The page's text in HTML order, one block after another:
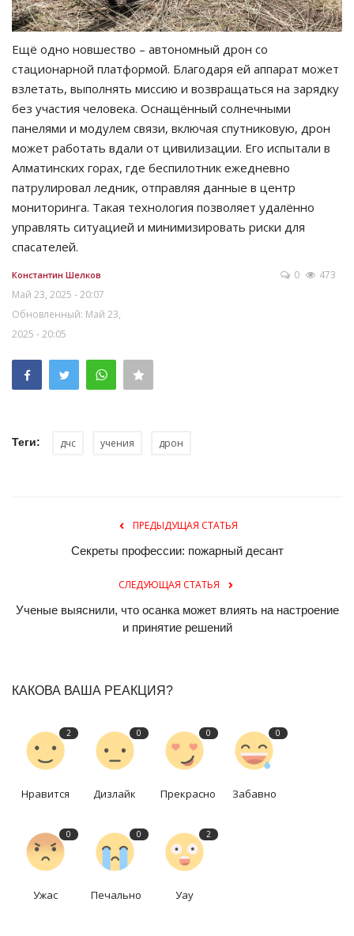
Ещё одно новшество – автономный дрон со
стационарной платформой. Благодаря ей аппарат может
взлетать, выполнять миссию и возвращаться на зарядку
без участия человека. Оснащённый солнечными
панелями и модулем связи, включая спутниковую, дрон
может работать вдали от цивилизации. Его испытали в
Алматинских горах, где беспилотник ежедневно
патрулировал ледник, отправляя данные в центр
мониторинга. Такая технология позволяет удалённо
управлять ситуацией и минимизировать риски для
спасателей.
Константин Шелков
Май 23, 2025 - 20:07
Обновленный: Май 23,
2025 - 20:05
0 473
Теги: дчс учения дрон
ПРЕДЫДУЩАЯ СТАТЬЯ
Секреты профессии: пожарный десант
СЛЕДУЮЩАЯ СТАТЬЯ
Ученые выяснили, что осанка может влиять на настроение
и принятие решений
КАКОВА ВАША РЕАКЦИЯ?
2
Нравится
0
Дизлайк
0
Прекрасно
0
Забавно
0
Ужас
0
Печально
2
Уау